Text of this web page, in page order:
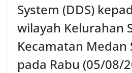
System (DDS)
wilayah Kelurahan
Kecamatan Medan
pada Rabu (05/08/